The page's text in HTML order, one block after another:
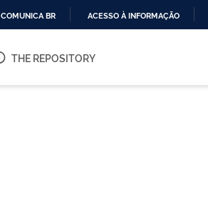
O
COMUNICA BR ACESSO À INFORMAÇÃO
THE REPOSITORY